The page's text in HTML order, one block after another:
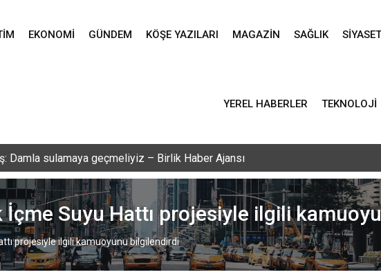
EKONOMI GÜNDEM KÖŞE YAZILARI MAGAZIN SAĞLIK SIYASET
YEREL HABERLER TEKNOLOJI
i Nebi programı düzenlendi – Birlik Haber Ajansı
İçme Suyu Hattı projesiyle ilgili
projesiyle ilgili kamuoyunu bilgilendirdi